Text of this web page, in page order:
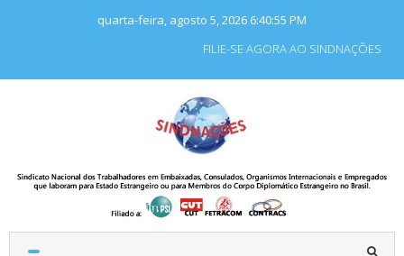
quarta-feira, agosto 5, 2026 6:40:56 PM
FILIE-SE AGORA AO SINDNAÇÕES
e Organismos
Empregados que laboram
para Estado Estrangeiro.